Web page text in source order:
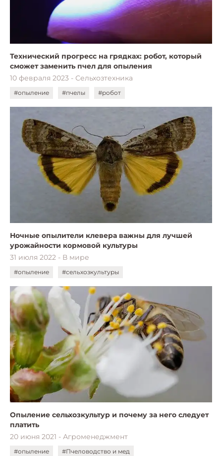
Технический прогресс на грядках: робот, который
сможет заменить пчел для опыления
10 февраля 2023 - Сельхозтехника
#опыление #пчелы #робот
Ночные опылители клевера важны для лучшей
31 июля 2022 - В мире
#опыление #сельхозкультуры
Опыление сельхозкультур и почему за него следует
платить
20 июня 2021 - Агроменеджмент
#опыление #Пчеловодство и мед